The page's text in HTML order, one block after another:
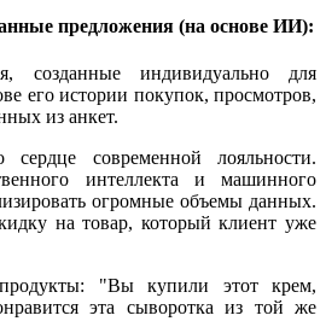
предложения (на основе ИИ):
созданные индивидуально для
его истории покупок, просмотров,
из анкет.
современной лояльности.
интеллекта и машинного
огромные объемы данных.
на товар, который клиент уже
"Вы купили этот крем,
эта сыворотка из той же